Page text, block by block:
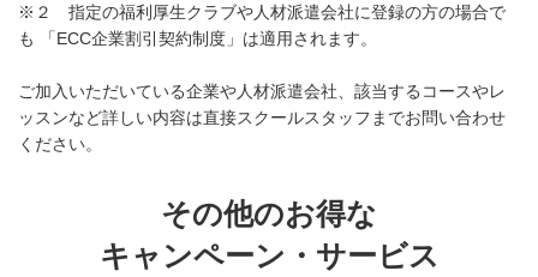
※２ 指定の福利厚生クラブや人材派遣会社に登録の方の場合で
も 「ECC企業割引契約制度」は適用されます。
ご加入いただいている企業や人材派遣会社、該当するコースやレ
ッスンなど詳しい内容は直接スクールスタッフまでお問い合わせ
ください。
その他のお得な
キャンペーン・サービス